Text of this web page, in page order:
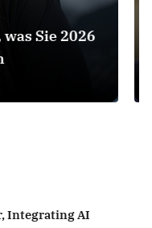
Zeit Dass Sich Was
Integrating AI